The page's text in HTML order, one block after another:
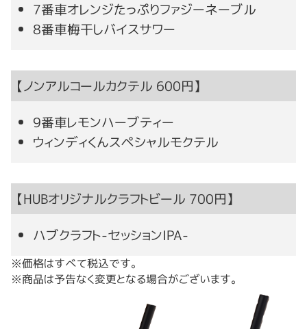
7番車オレンジたっぷりファジーネーブル
8番車梅干しバイスサワー
【ノンアルコールカクテル 600円】
9番車レモンハーブティー
ウィンディくんスペシャルモクテル
【HUBオリジナルクラフトビール 700円】
ハブクラフト-セッションIPA-
※価格はすべて税込です。
※商品は予告なく変更となる場合がございます。